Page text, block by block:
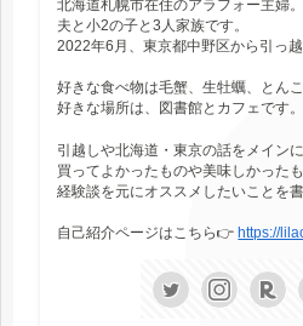
北海道札幌市在住のアラフォー主婦。
夫と小2の子と3人家族です。
2022年6月、東京都中野区から引っ越
好きな食べ物は毛蟹、生牡蠣、とんこ
好きな場所は、図書館とカフェです。
引越しや北海道・東京の話をメインに
買ってよかったものや美味しかったも
経験談を元にオススメしたいことを書
自己紹介ページはこちら👉 https://